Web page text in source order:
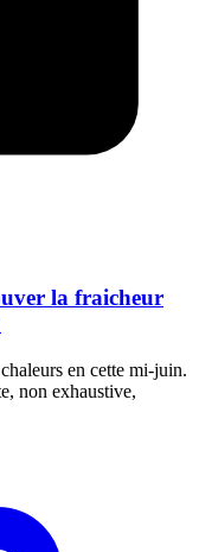
la fraicheur
en cette mi-juin.
non exhaustive,